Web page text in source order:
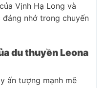
Vịnh Hạ Long và
nhớ trong chuyến
du thuyền Leona
ấn tượng mạnh mẽ